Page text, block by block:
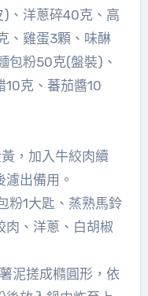
、洋蔥碎40克、高
、雞蛋3顆、味醂
包粉50克(盤裝)、
10克、蕃茄醬10
，加入牛絞肉續
出備用。
粉1大匙、蒸熟馬鈴
肉、洋蔥、白胡椒
泥搓成橢圓形，依